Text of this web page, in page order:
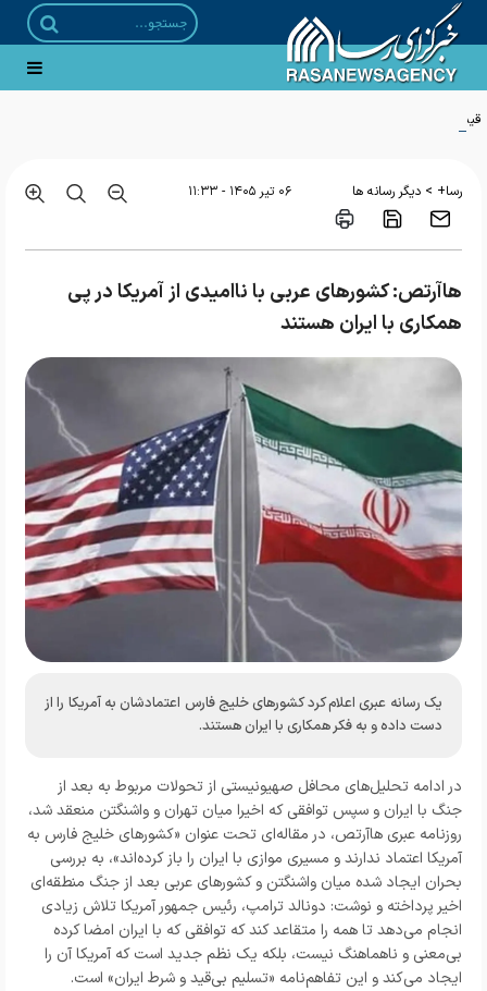
قیمت بلیت اتوبوس‌های برون شهری ۲۵ درصد افزایش یافت
رسا+ > دیگر رسانه ها ۰۶ تير ۱۴۰۵ - ۱۱:۳۳
هاآرتص: کشورهای عربی با ناامیدی از آمریکا در پی
همکاری با ایران هستند
یک رسانه عبری اعلام کرد کشورهای خلیج فارس اعتمادشان به آمریکا را از
دست داده و به فکر همکاری با ایران هستند.
در ادامه تحلیل‌های محافل صهیونیستی از تحولات مربوط به بعد از
جنگ با ایران و سپس توافقی که اخیرا میان تهران و واشنگتن منعقد شد،
روزنامه عبری هاآرتص، در مقاله‌ای تحت عنوان «کشورهای خلیج فارس به
آمریکا اعتماد ندارند و مسیری موازی با ایران را باز کرده‌اند»، به بررسی
بحران ایجاد شده میان واشنگتن و کشورهای عربی بعد از جنگ منطقه‌ای
اخیر پرداخته و نوشت: دونالد ترامپ، رئیس جمهور آمریکا تلاش زیادی
انجام می‌دهد تا همه را متقاعد کند که توافقی که با ایران امضا کرده
بی‌معنی و ناهماهنگ نیست، بلکه یک نظم جدید است که آمریکا آن را
ایجاد می‌کند و این تفاهم‌نامه «تسلیم بی‌قید و شرط ایران» است.